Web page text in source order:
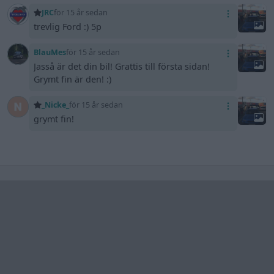
JRCför 15 år sedan
trevlig Ford :) 5p
BlauMesför 15 år sedan
Jasså är det din bil! Grattis till första sidan!
Grymt fin är den! :)
_Nicke_ för 15 år sedan
grymt fin!